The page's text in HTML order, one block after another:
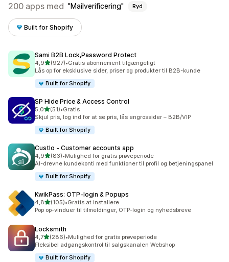
200 apps med Mailverificering Ryd
Built for Shopify
Sami B2B Lock,Password Protect
4,9ud af 5 stjerner
(927)
927 anmeldelser i alt
•Gratis abonnement tilgængeligt
Lås op for eksklusive sider, priser og produkter til B2B-kunde
Built for Shopify
SP Hide Price & Access Control
5,0ud af 5 stjerner
(51)
51 anmeldelser i alt
•Gratis
Skjul pris, log ind for at se pris, lås engrossider – B2B/VIP
Built for Shopify
Custlo ‑ Customer accounts app
4,9ud af 5 stjerner
(83)
83 anmeldelser i alt
•Mulighed for gratis prøveperiode
AI-drevne kundekonti med funktioner til profil og betjeningspanel
Built for Shopify
KwikPass: OTP‑login & Popups
4,8ud af 5 stjerner
(105)
105 anmeldelser i alt
•Gratis at installere
Pop op-vinduer til tilmeldinger, OTP-login og nyhedsbreve
Locksmith
4,7ud af 5 stjerner
(286)
286 anmeldelser i alt
•Mulighed for gratis prøveperiode
Fleksibel adgangskontrol til salgskanalen Webshop
Built for Shopify